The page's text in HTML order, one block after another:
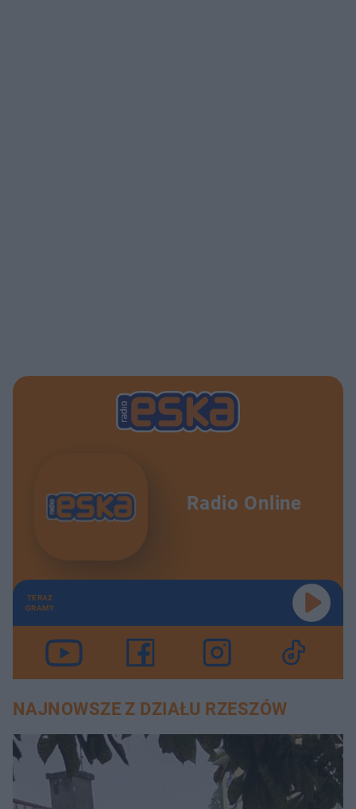
Radio Online
TERAZ
GRAMY
NAJNOWSZE Z DZIAŁU RZESZÓW